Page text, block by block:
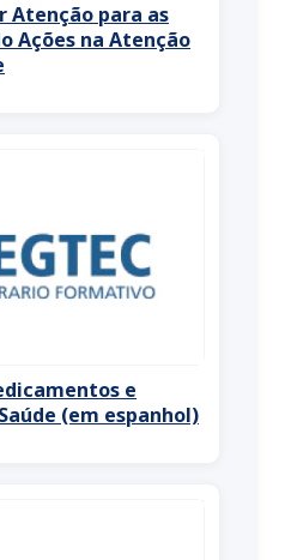
para as
Ações na Atenção
e
(em espanhol)